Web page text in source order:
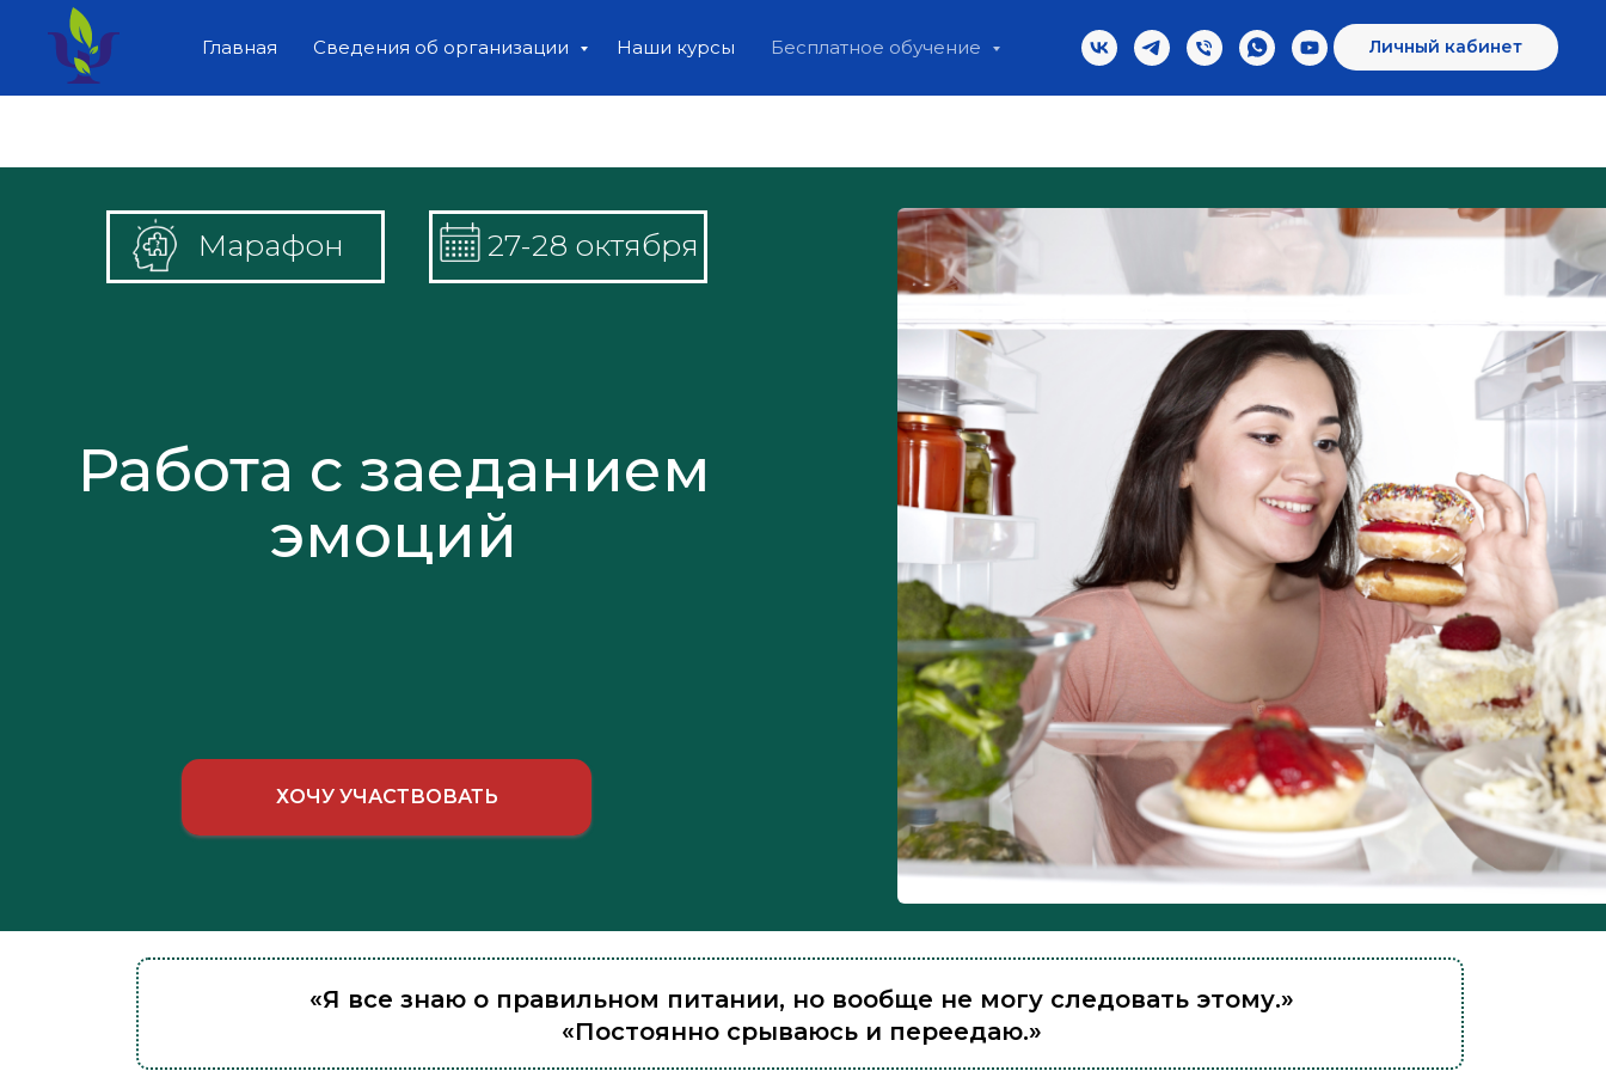
Главная Сведения об организации Наши курсы Бесплатное обучение Личный кабинет
Марафон 27-28 октября
Работа с заеданием
эмоций
ХОЧУ УЧАСТВОВАТЬ
«Я все знаю о правильном питании, но вообще не могу следовать этому.»
«Постоянно срываюсь и переедаю.»